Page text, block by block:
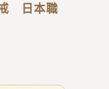
日本職